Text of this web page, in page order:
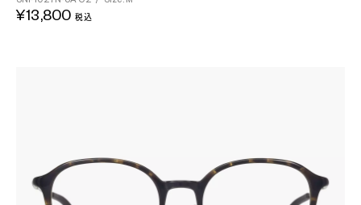
¥13,800 税込